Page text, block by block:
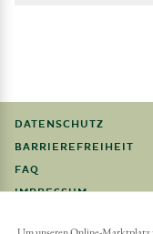
DATENSCHUTZ
BARRIEREFREIHEIT
FAQ
IMPRESSUM